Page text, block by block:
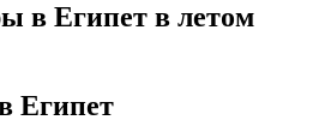
в Египет в летом
Египет